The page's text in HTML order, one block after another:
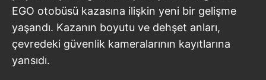
EGO otobüsü kazasına ilişkin yeni bir gelişme
yaşandı. Kazanın boyutu ve dehşet anları,
çevredeki güvenlik kameralarının kayıtlarına
yansıdı.